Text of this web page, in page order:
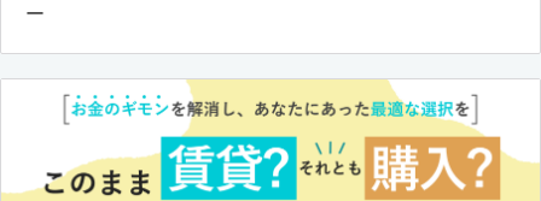
ー